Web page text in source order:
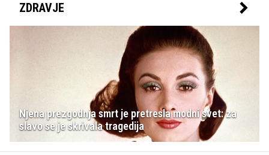
ZDRAVJE
Njena prezgodnja smrt je pretresla modni svet: za
slavo se je skrivala tragedija